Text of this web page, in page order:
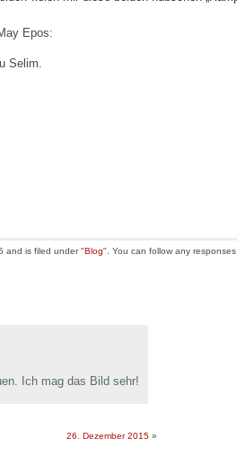
Epos:
Selim.
and is filed under "Blog". You can follow any
Ich mag das Bild sehr!
26. Dezember 2015 »